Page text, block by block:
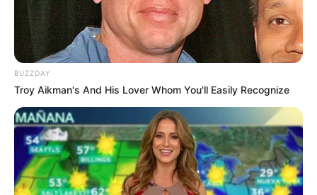
Tampil Lebih Modern, 7 Potret
Hasil Renovasi Rumah Berusia
90 Tahun
BUZZDAY
Troy Aikman's And His Lover Whom You'll Easily Recognize